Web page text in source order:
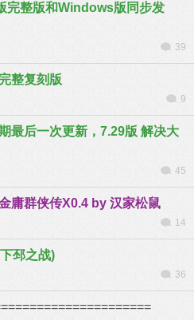
完整版和Windows版同步发
39
整复刻版
9
最后一次更新，7.29版 解决大
45
庸群侠传X0.4 by 汉家松鼠
14
邳之战)
36